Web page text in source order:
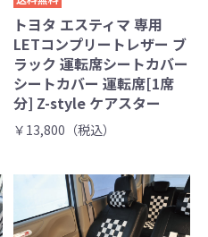
トヨタ エスティマ 専用
LETコンプリートレザー ブ
ラック 運転席シートカバー
シートカバー 運転席[1席
分] Z-style ケアスター
￥13,800（税込）